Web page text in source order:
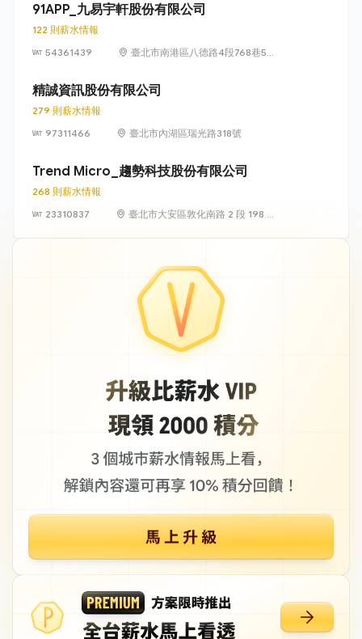
91APP_九易宇軒股份有限公司
122 則薪水情報
54361439
臺北市南港區八德路4段768巷5號
精誠資訊股份有限公司
279 則薪水情報
97311466
臺北市內湖區瑞光路318號
Trend Micro_趨勢科技股份有限公司
268 則薪水情報
23310837
臺北市大安區敦化南路 2 段 198 號